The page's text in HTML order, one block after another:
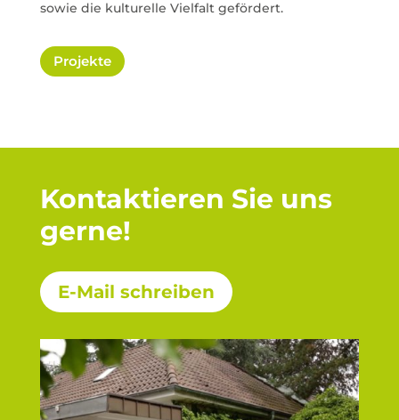
sowie die kulturelle Vielfalt gefördert.
Projekte
Kontaktieren Sie uns
gerne!
E-Mail schreiben